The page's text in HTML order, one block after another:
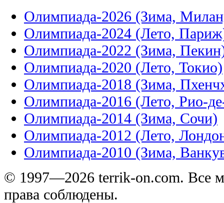
Олимпиада-2026 (Зима,
Олимпиада-2024 (Лето,
Олимпиада-2022 (Зима,
Олимпиада-2020 (Лето, Токио)
Олимпиада-2018 (Зима,
Олимпиада-2016 (Лето, Рио-
Олимпиада-2014 (Зима, Сочи)
Олимпиада-2012 (Лето,
Олимпиада-2010 (Зима,
© 1997—2026 terrik-on.com. Все
права соблюдены.